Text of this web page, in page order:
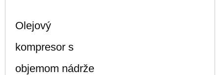
Olejový
kompresor s
objemom nádrže